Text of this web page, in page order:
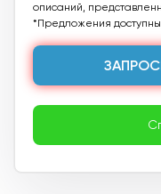
описаний,
*Предложения